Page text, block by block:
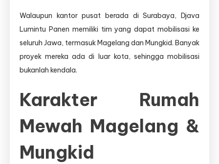
Walaupun kantor pusat berada di Surabaya, Djava
Lumintu Panen memiliki tim yang dapat mobilisasi ke
seluruh Jawa, termasuk Magelang dan Mungkid. Banyak
proyek mereka ada di luar kota, sehingga mobilisasi
bukanlah kendala.
Karakter Rumah
Mewah Magelang &
Mungkid